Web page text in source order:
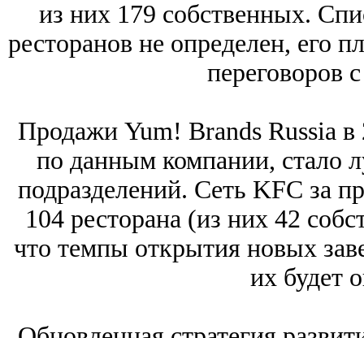
из них 179 собственных.
ресторанов не определен, его
переговоров
Продажи Yum! Brands Russia
по данным компании, стало
подразделений. Сеть KFC за
104 ресторана (из них 42
что темпы открытия новых
их будет